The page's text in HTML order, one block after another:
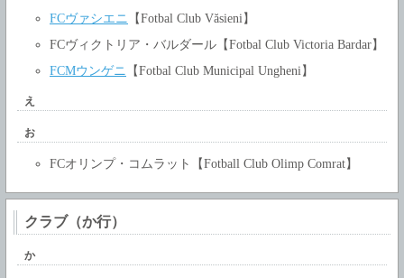
FCヴァシエニ
【Fotbal Club Văsieni】
FCヴィクトリア・バルダール【Fotbal Club Victoria Bardar】
FCMウンゲニ
【Fotbal Club Municipal Ungheni】
え
お
FCオリンプ・コムラット【Fotball Club Olimp Comrat】
クラブ（か行）
か